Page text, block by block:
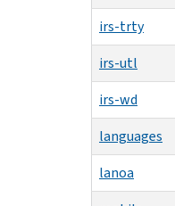
irs-trty
irs-utl
irs-wd
languages
lanoa